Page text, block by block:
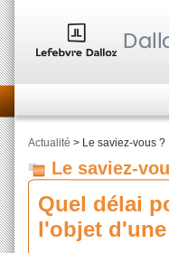
Actualité > Le saviez-vous ?
Le saviez-
Quel délai
l'objet